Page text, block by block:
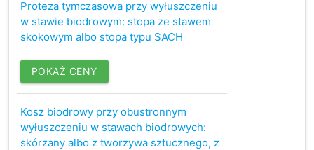
Proteza tymczasowa przy wyłuszczeniu
w stawie biodrowym: stopa ze stawem
skokowym albo stopa typu SACH
POKAŻ CENY
Kosz biodrowy przy obustronnym
wyłuszczeniu w stawach biodrowych:
skórzany albo z tworzywa sztucznego, z